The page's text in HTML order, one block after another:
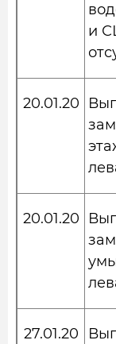
и
20.01.20
20.01.20
27.01.20